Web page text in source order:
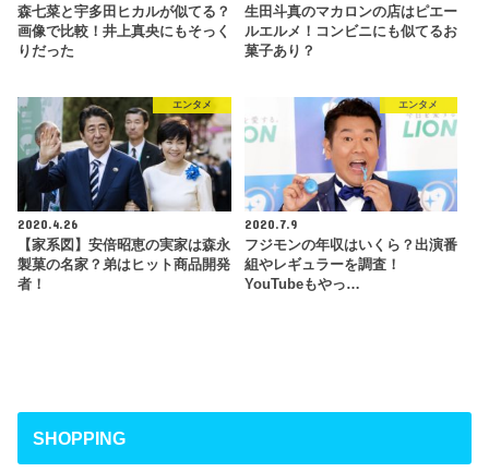
森七菜と宇多田ヒカルが似てる？
画像で比較！井上真央にもそっく
りだった
生田斗真のマカロンの店はピエー
ルエルメ！コンビニにも似てるお
菓子あり？
エンタメ
2020.4.26
【家系図】安倍昭恵の実家は森永
製菓の名家？弟はヒット商品開発
者！
エンタメ
2020.7.9
フジモンの年収はいくら？出演番
組やレギュラーを調査！
YouTubeもやっ…
SHOPPING